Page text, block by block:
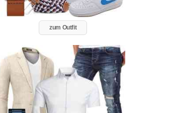
zum Outfit